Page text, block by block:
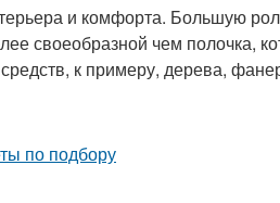
и комфорта. Большую
своеобразной чем полочка,
к примеру, дерева,